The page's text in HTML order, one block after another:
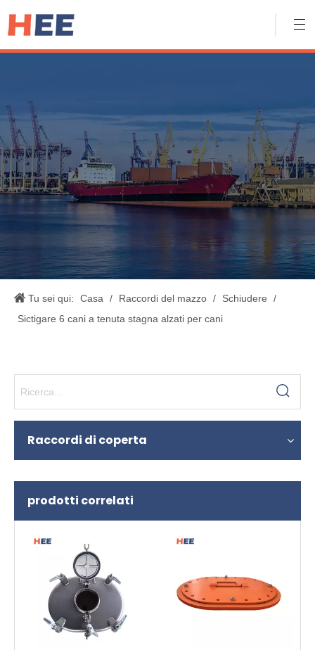
Tu sei qui: Casa / Raccordi del mazzo / Schiudere
/
Sictigare 6 cani a tenuta stagna alzati per cani
Raccordi di coperta
prodotti correlati